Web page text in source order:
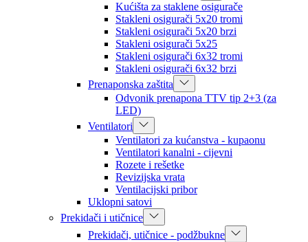
Kućišta za staklene osigurače
Stakleni osigurači 5x20 tromi
Stakleni osigurači 5x20 brzi
Stakleni osigurači 5x25
Stakleni osigurači 6x32 tromi
Stakleni osigurači 6x32 brzi
Prenaponska zaštita
Odvonik prenapona TTV tip 2+3 (za
LED)
Ventilatori
Ventilatori za kućanstva - kupaonu
Ventilatori kanalni - cijevni
Rozete i rešetke
Revizijska vrata
Ventilacijski pribor
Uklopni satovi
Prekidači i utičnice
Prekidači, utičnice - podžbukne